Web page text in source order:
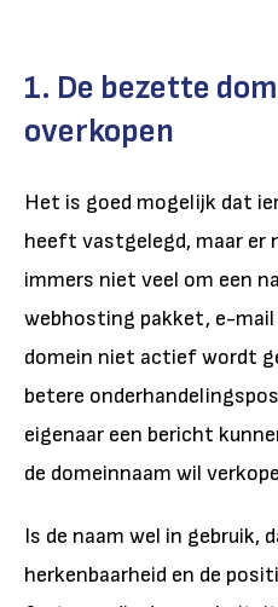
1. De bezette
overkopen
Het is goed mogelijk dat
heeft vastgelegd, maar
immers niet veel om een
webhosting pakket, e-
domein niet actief wordt
betere
eigenaar een bericht
de domeinnaam wil
Is de naam wel in gebruik,
herkenbaarheid en de